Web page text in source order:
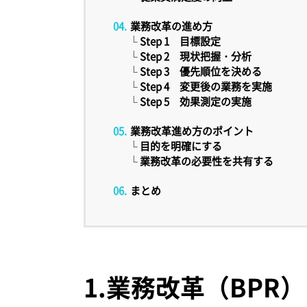
業務改革の進め方
└Step 1 目標設定
└Step 2 現状把握・分析
└Step 3 優先順位を決める
└Step 4 変更後の業務を実施
└Step 5 効果測定の実施
業務改革進め方のポイント
└ 目的を明確にする
└業務改革の必要性を共有する
まとめ
1.業務改革（BPR